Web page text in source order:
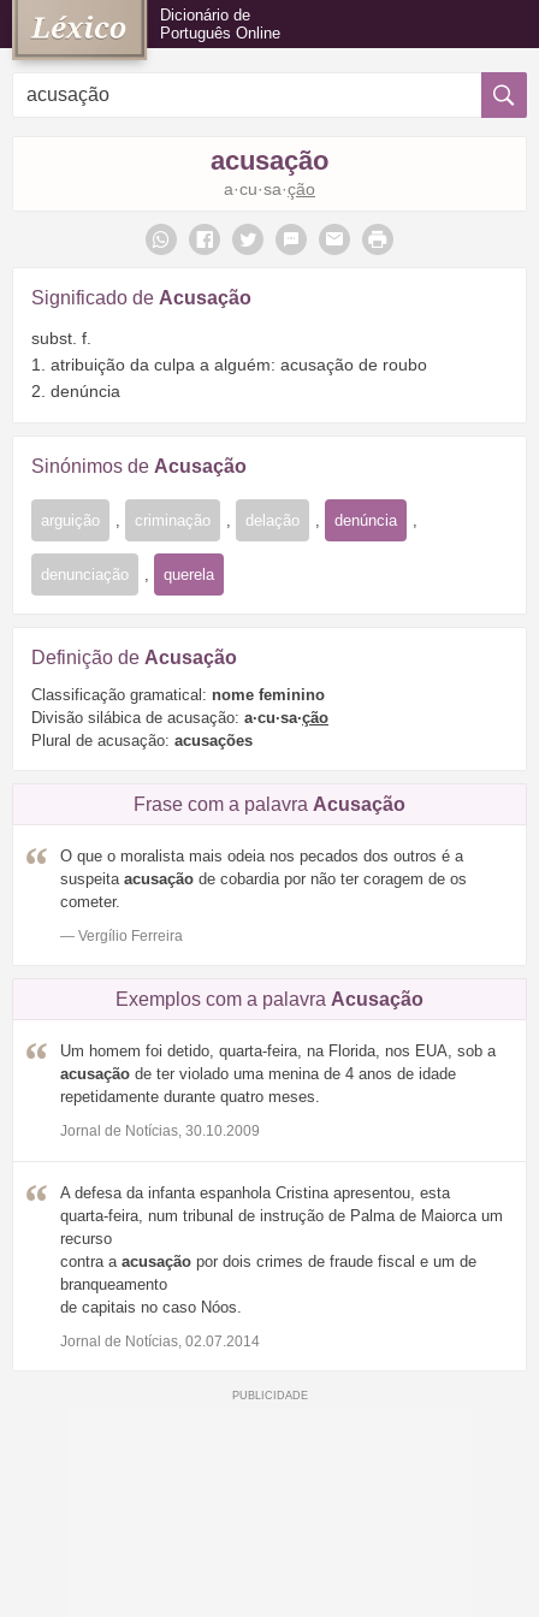
Dicionário de
Português Online
acusação
a·cu·sa·ção
Significado de Acusação
subst. f.
1. atribuição da culpa a alguém: acusação de roubo
2. denúncia
Sinónimos de Acusação
arguição criminação delação denúncia
denunciação querela
Definição de Acusação
Classificação gramatical: nome feminino
Divisão silábica de acusação: a·cu·sa·ção
Plural de acusação: acusações
Frase com a palavra Acusação
O que o moralista mais odeia nos pecados dos outros é a
suspeita acusação de cobardia por não ter coragem de os
cometer.
— Vergílio Ferreira
Exemplos com a palavra Acusação
Um homem foi detido, quarta-feira, na Florida, nos EUA, sob a
acusação de ter violado uma menina de 4 anos de idade
repetidamente durante quatro meses.
Jornal de Notícias, 30.10.2009
A defesa da infanta espanhola Cristina apresentou, esta
quarta-feira, num tribunal de instrução de Palma de Maiorca um
recurso
contra a acusação por dois crimes de fraude fiscal e um de
branqueamento
de capitais no caso Nóos.
Jornal de Notícias, 02.07.2014